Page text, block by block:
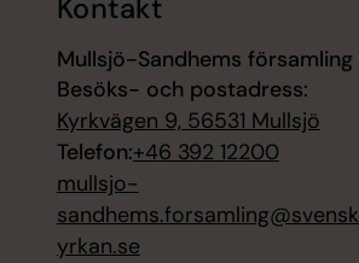
Kontakt
Mullsjö-Sandhems församling
Besöks- och postadress:
Kyrkvägen 9, 56531 Mullsjö
Telefon:+46 392 12200
mullsjo-
yrkan.se